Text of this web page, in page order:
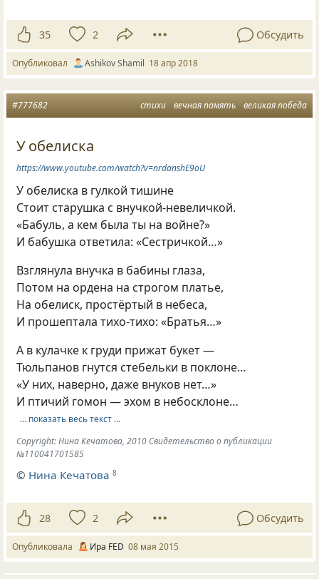
35 2 Обсудить
Опубликовал Ashikov Shamil 18 апр 2018
стихи вечная память великая победа
#777682
У обелиска
https://www.youtube.com/watch?v=nrdanshE9oU
У обелиска в гулкой тишине
Стоит старушка с внучкой-невеличкой.
«Бабуль, а кем была ты на войне?»
И бабушка ответила: «Сестричкой…»
Взглянула внучка в бабины глаза,
Потом на ордена на строгом платье,
На обелиск, простёртый в небеса,
И прошептала тихо-тихо: «Братья…»
А в кулачке к груди прижат букет —
Тюльпанов гнутся стебельки в поклоне…
«У них, наверно, даже внуков нет…»
И птичий гомон — эхом в небосклоне…
… показать весь текст …
Copyright: Нина Кечатова, 2010 Свидетельство о публикации
№110041701585
© Нина Кечатова 8
28 2 Обсудить
Опубликовала Ира FED 08 мая 2015